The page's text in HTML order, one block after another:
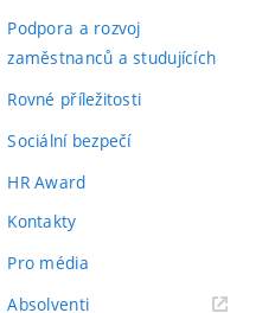
Podpora a rozvoj
zaměstnanců a studujících
Rovné příležitosti
Sociální bezpečí
HR Award
Kontakty
Pro média
Absolventi(externí